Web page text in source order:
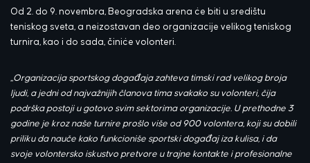
Od 2. do 9. novembra, Beogradska arena će biti u središtu
teniskog sveta, a neizostavan deo organizacije velikog teniskog
turnira, kao i do sada, činiće volonteri.
,,Organizacija sportskog događaja zahteva timski rad velikog broja
ljudi, a jedni od najvažnijih članova tima svakako su volonteri, čija
podrška postoji u gotovo svim sektorima organizacije. U prethodne 3
godine je kroz naše turnire prošlo više od 900 volontera, koji su dobili
priliku da nauče kako funkcioniše sportski događaj iza kulisa, i da
svoje volontersko iskustvo pretvore u trajne kontakte i profesionalne